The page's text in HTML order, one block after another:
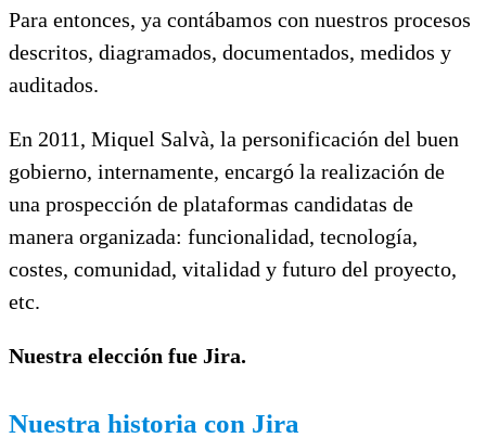
Para entonces, ya contábamos con nuestros procesos
descritos, diagramados, documentados, medidos y
auditados.
En 2011, Miquel Salvà, la personificación del buen
gobierno, internamente, encargó la realización de
una prospección de plataformas candidatas de
manera organizada: funcionalidad, tecnología,
costes, comunidad, vitalidad y futuro del proyecto,
etc.
Nuestra elección fue Jira.
Nuestra historia con Jira